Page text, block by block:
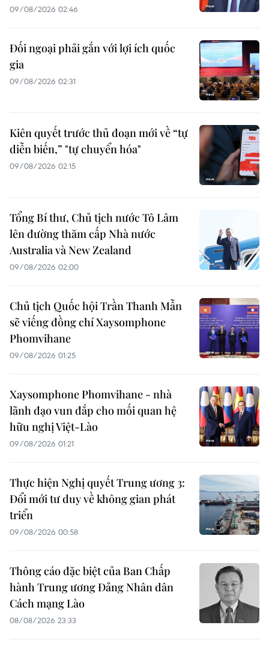
09/08/2026 02:46
Đối ngoại phải gắn với lợi ích quốc
gia
09/08/2026 02:31
Kiên quyết trước thủ đoạn mới về “tự
diễn biến,” "tự chuyển hóa"
09/08/2026 02:15
Tổng Bí thư, Chủ tịch nước Tô Lâm
lên đường thăm cấp Nhà nước
Australia và New Zealand
09/08/2026 02:00
Chủ tịch Quốc hội Trần Thanh Mẫn
sẽ viếng đồng chí Xaysomphone
Phomvihane
09/08/2026 01:25
Xaysomphone Phomvihane - nhà
lãnh đạo vun đắp cho mối quan hệ
hữu nghị Việt-Lào
09/08/2026 01:21
Thực hiện Nghị quyết Trung ương 3:
Đổi mới tư duy về không gian phát
triển
09/08/2026 00:58
Thông cáo đặc biệt của Ban Chấp
hành Trung ương Đảng Nhân dân
Cách mạng Lào
08/08/2026 23:33